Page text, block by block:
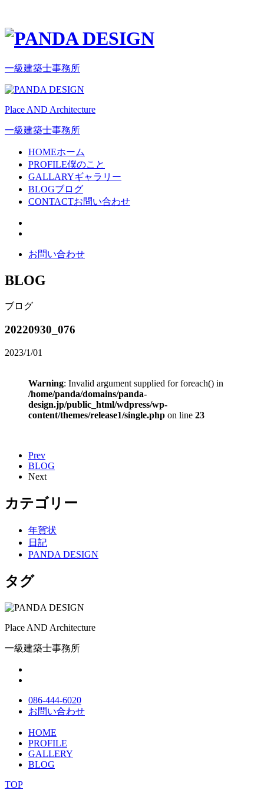
一級建築士事務所
Place AND Architecture
一級建築士事務所
HOMEホーム
PROFILE僕のこと
GALLARYギャラリー
BLOGブログ
CONTACTお問い合わせ
お問い合わせ
BLOG
ブログ
20220930_076
2023/1/01
Warning: Invalid argument supplied for foreach() in
/home/panda/domains/panda-
design.jp/public_html/wdpress/wp-
content/themes/release1/single.php on line 23
Prev
BLOG
Next
カテゴリー
年賀状
日記
PANDA DESIGN
タグ
Place AND Architecture
一級建築士事務所
086-444-6020
お問い合わせ
HOME
PROFILE
GALLERY
BLOG
TOP